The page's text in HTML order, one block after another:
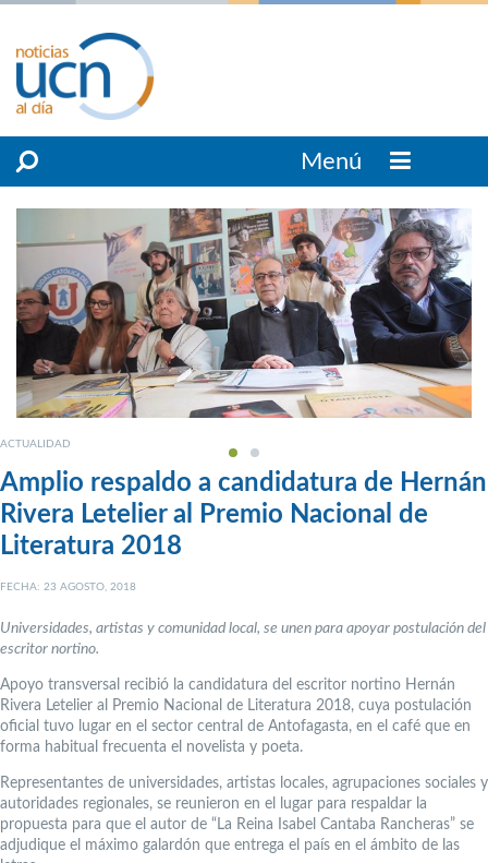
Menú
ACTUALIDAD
Amplio respaldo a candidatura de Hernán
Rivera Letelier al Premio Nacional de
Literatura 2018
FECHA: 23 AGOSTO, 2018
Universidades, artistas y comunidad local, se unen para apoyar postulación del
escritor nortino.
Apoyo transversal recibió la candidatura del escritor nortino Hernán
Rivera Letelier al Premio Nacional de Literatura 2018, cuya postulación
oficial tuvo lugar en el sector central de Antofagasta, en el café que en
forma habitual frecuenta el novelista y poeta.
Representantes de universidades, artistas locales, agrupaciones sociales y
autoridades regionales, se reunieron en el lugar para respaldar la
propuesta para que el autor de “La Reina Isabel Cantaba Rancheras” se
adjudique el máximo galardón que entrega el país en el ámbito de las